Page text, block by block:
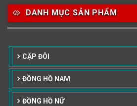
DANH MỤC SẢN PHẨM
CẶP ĐÔI
ĐỒNG HỒ NAM
ĐỒNG HỒ NỮ